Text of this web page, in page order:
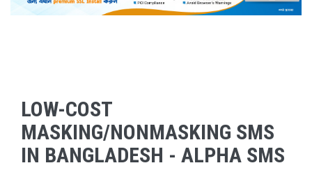
LOW-COST
MASKING/NONMASKING SMS
IN BANGLADESH - ALPHA SMS